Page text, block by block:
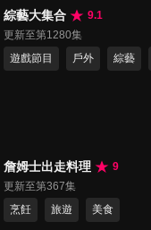
綜藝大集合
9.1
更新至第1280集
遊戲節目
戶外 綜藝
詹姆士出走料理
9
更新至第367集
烹飪
旅遊 美食